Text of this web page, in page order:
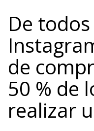
De
de
50 % de
realizar